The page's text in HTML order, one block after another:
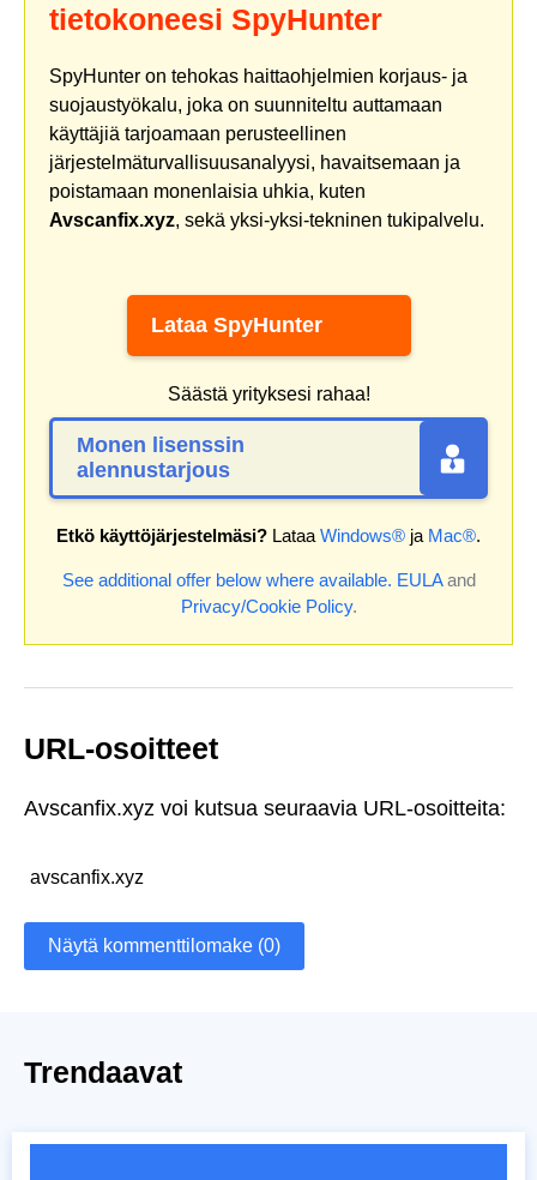
tietokoneesi SpyHunter
SpyHunter on tehokas haittaohjelmien korjaus- ja
suojaustyökalu, joka on suunniteltu auttamaan
käyttäjiä tarjoamaan perusteellinen
järjestelmäturvallisuusanalyysi, havaitsemaan ja
poistamaan monenlaisia uhkia, kuten
Avscanfix.xyz, sekä yksi-yksi-tekninen tukipalvelu.
Lataa SpyHunter
Säästä yrityksesi rahaa!
Monen lisenssin
alennustarjous
Etkö käyttöjärjestelmäsi? Lataa Windows® ja Mac®.
See additional offer below where available. EULAand
Privacy/Cookie Policy.
URL-osoitteet
Avscanfix.xyz voi kutsua seuraavia URL-osoitteita:
avscanfix.xyz
Näytä kommenttilomake (0)
Trendaavat